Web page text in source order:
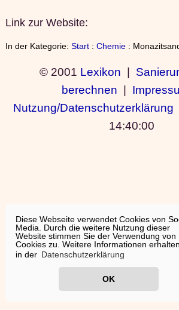
Diese Webseite verwendet Cookies von
Media. Durch die weitere Nutzung dieser
Website stimmen Sie der Verwendung von
Cookies zu. Weitere Informationen
in der Datenschutzerklärung
OK
Link zur Website:
In der Kategorie: Start: Chemie:
© 2001 Lexikon |
berechnen |
Nutzung/Datenschutzerklärung
14:40:00